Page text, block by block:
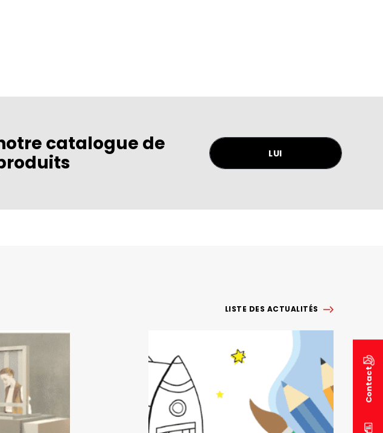
Contact
catalogue de
LUI
LISTE DES ACTUALITÉS